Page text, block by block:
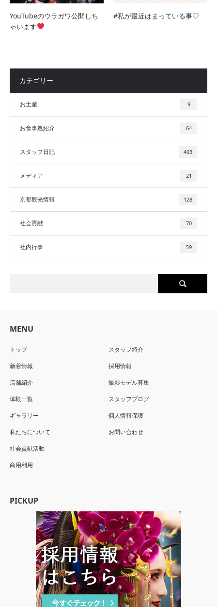
YouTubeのウラガワ公開しち
ゃいます
#私が最近はまっている事♡
カテゴリー
お土産 9
お食事処紹介 64
スタッフ日記 493
メディア 21
京都観光情報 128
社会貢献 70
社内行事 59
MENU
トップ
新着情報
店舗紹介
体験一覧
ギャラリー
私たちについて
社会貢献活動
商用利用
スタッフ紹介
採用情報
撮影モデル募集
スタッフブログ
個人情報保護
お問い合わせ
PICKUP